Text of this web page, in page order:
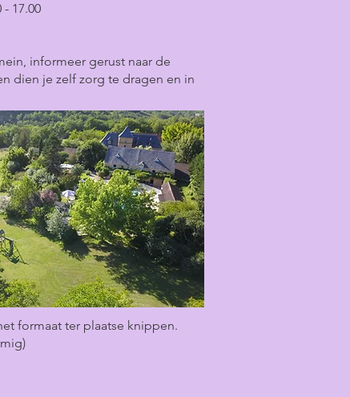
17.00
informeer gerust naar de
dien je zelf zorg te dragen en in
formaat ter plaatse knippen.